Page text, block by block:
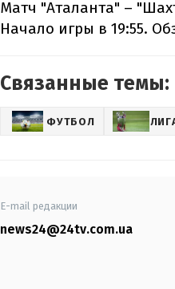
Матч "Аталанта" –
Начало игры в 19:55.
Связанные темы:
ФУТБОЛ
E-mail редакции
news24@24tv.com.ua